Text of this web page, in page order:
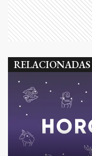
RELACIONADAS